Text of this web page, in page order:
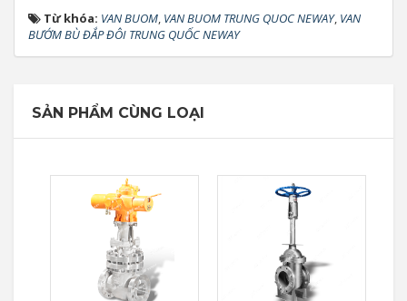
Từ khóa: VAN BUOM, VAN BUOM TRUNG QUOC NEWAY, VAN
BƯỚM BÙ ĐẮP ĐÔI TRUNG QUỐC NEWAY
SẢN PHẨM CÙNG LOẠI